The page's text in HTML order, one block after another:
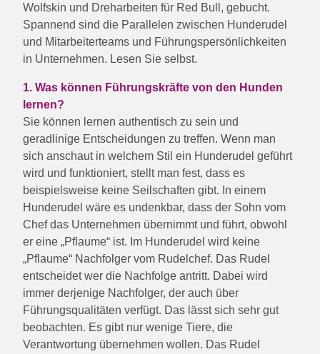
Wolfskin und Dreharbeiten für Red Bull, gebucht.
Spannend sind die Parallelen zwischen Hunderudel
und Mitarbeiterteams und Führungspersönlichkeiten
in Unternehmen. Lesen Sie selbst.
1. Was können Führungskräfte von den Hunden
lernen?
Sie können lernen authentisch zu sein und
geradlinige Entscheidungen zu treffen. Wenn man
sich anschaut in welchem Stil ein Hunderudel geführt
wird und funktioniert, stellt man fest, dass es
beispielsweise keine Seilschaften gibt. In einem
Hunderudel wäre es undenkbar, dass der Sohn vom
Chef das Unternehmen übernimmt und führt, obwohl
er eine „Pflaume“ ist. Im Hunderudel wird keine
„Pflaume“ Nachfolger vom Rudelchef. Das Rudel
entscheidet wer die Nachfolge antritt. Dabei wird
immer derjenige Nachfolger, der auch über
Führungsqualitäten verfügt. Das lässt sich sehr gut
beobachten. Es gibt nur wenige Tiere, die
Verantwortung übernehmen wollen. Das Rudel